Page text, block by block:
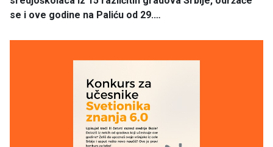
se i ove godine na Paliću od 29.…